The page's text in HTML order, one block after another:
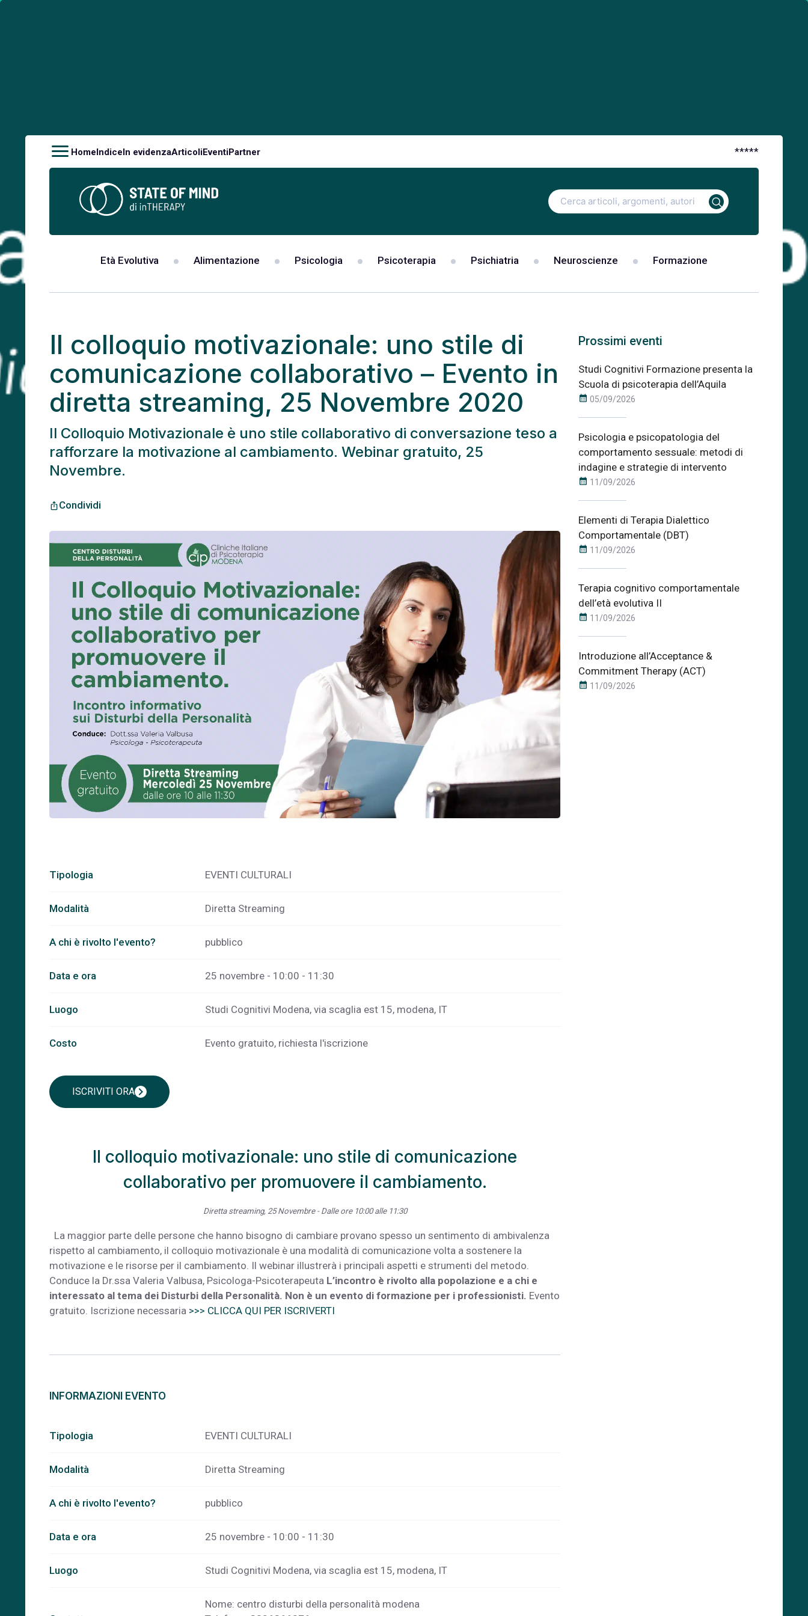
HomeIndiceIn evidenzaArticoliEventiPartner *****
Ricerca
per:
Età Evolutiva Alimentazione Psicologia Psicoterapia Psichiatria Neuroscienze Formazione
Il colloquio motivazionale: uno stile di
comunicazione collaborativo – Evento in
diretta streaming, 25 Novembre 2020
Il Colloquio Motivazionale è uno stile collaborativo di conversazione teso a
rafforzare la motivazione al cambiamento. Webinar gratuito, 25
Novembre.
ios_shareCondividi
Tipologia EVENTI CULTURALI
Modalità Diretta Streaming
A chi è rivolto l'evento? pubblico
Data e ora 25 novembre - 10:00 - 11:30
Luogo Studi Cognitivi Modena, via scaglia est 15, modena, IT
Costo Evento gratuito, richiesta l'iscrizione
ISCRIVITI ORAchevron_right
Il colloquio motivazionale: uno stile di comunicazione
collaborativo per promuovere il cambiamento.
Diretta streaming, 25 Novembre - Dalle ore 10:00 alle 11:30
La maggior parte delle persone che hanno bisogno di cambiare provano spesso un sentimento di ambivalenza
rispetto al cambiamento, il colloquio motivazionale è una modalità di comunicazione volta a sostenere la
motivazione e le risorse per il cambiamento. Il webinar illustrerà i principali aspetti e strumenti del metodo.
Conduce la Dr.ssa Valeria Valbusa, Psicologa-Psicoterapeuta L’incontro è rivolto alla popolazione e a chi e
interessato al tema dei Disturbi della Personalità. Non è un evento di formazione per i professionisti. Evento
gratuito. Iscrizione necessaria >>> CLICCA QUI PER ISCRIVERTI
INFORMAZIONI EVENTO
Tipologia EVENTI CULTURALI
Modalità Diretta Streaming
A chi è rivolto l'evento? pubblico
Data e ora 25 novembre - 10:00 - 11:30
Luogo Studi Cognitivi Modena, via scaglia est 15, modena, IT
Nome: centro disturbi della personalità modena
Prossimi eventi
Studi Cognitivi Formazione presenta la
Scuola di psicoterapia dell’Aquila
calendar_month 05/09/2026
Psicologia e psicopatologia del
comportamento sessuale: metodi di
indagine e strategie di intervento
calendar_month 11/09/2026
Elementi di Terapia Dialettico
Comportamentale (DBT)
calendar_month 11/09/2026
Terapia cognitivo comportamentale
dell’età evolutiva II
calendar_month 11/09/2026
Introduzione all’Acceptance &
Commitment Therapy (ACT)
calendar_month 11/09/2026